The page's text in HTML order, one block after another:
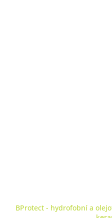
BProtect - hydrofobní a